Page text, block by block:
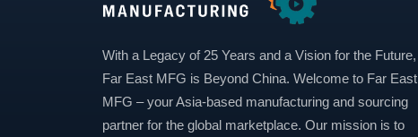
With a Legacy of 25 Years and a Vision for the Future,
Far East MFG is Beyond China. Welcome to Far East
MFG – your Asia-based manufacturing and sourcing
partner for the global marketplace. Our mission is to